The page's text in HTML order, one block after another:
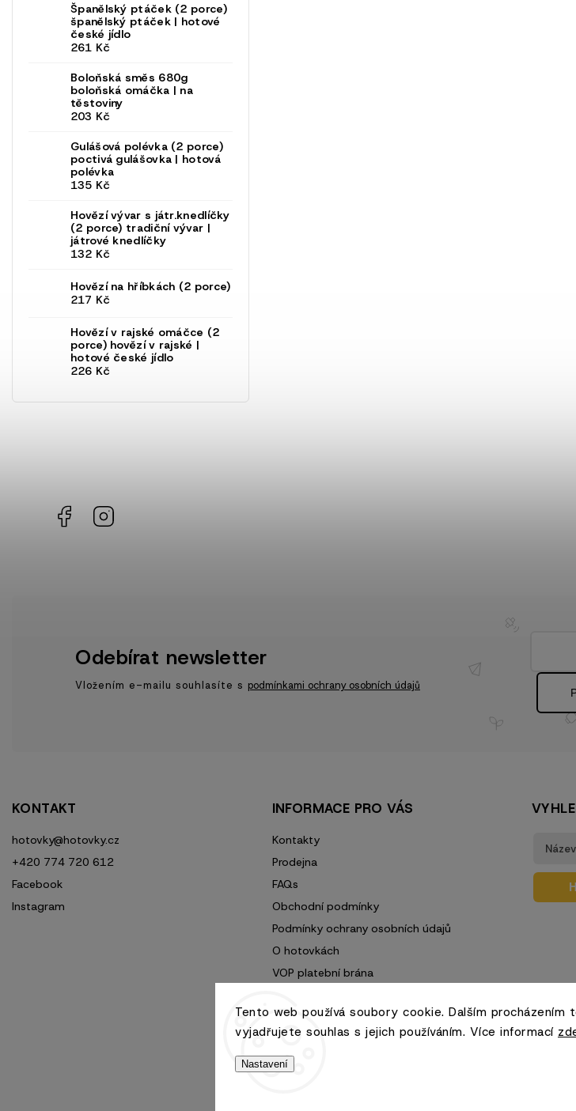
Tento web používá soubory cookie. Dalším procházením
vyjadřujete souhlas s jejich používáním. Více informací
Nastavení
Španělský ptáček (2 porce)
španělský ptáček | hotové
české jídlo
261 Kč
Boloňská směs 680g
boloňská omáčka | na
těstoviny
203 Kč
Gulášová polévka (2 porce)
poctivá gulášovka | hotová
polévka
135 Kč
Hovězí vývar s játr.knedlíčky
(2 porce) tradiční vývar |
játrové knedlíčky
132 Kč
Hovězí na hříbkách (2 porce)
217 Kč
Hovězí v rajské omáčce (2
porce) hovězí v rajské |
hotové české jídlo
226 Kč
Facebook
KONTAKT
hotovky@hotovky.cz
+420 774 720 612
Facebook
Instagram
INFORMACE PRO VÁS
Kontakty
Prodejna
FAQs
Obchodní podmínky
Podmínky ochrany osobních údajů
O hotovkách
VOP platební brána
Odebírat newsletter
Vložením e-mailu souhlasíte s podmínkami ochrany osobních údajů